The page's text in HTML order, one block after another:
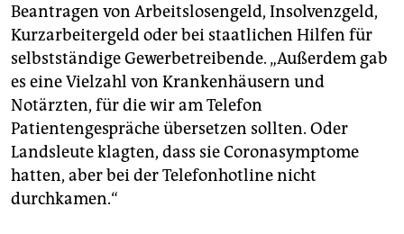
Beantragen von Arbeitslosengeld, Insolvenzgeld,
Kurzarbeitergeld oder bei staatlichen Hilfen für
selbstständige Gewerbetreibende. „Außerdem gab
es eine Vielzahl von Krankenhäusern und
Notärzten, für die wir am Telefon
Patientengespräche übersetzen sollten. Oder
Landsleute klagten, dass sie Coronasymptome
hatten, aber bei der Telefonhotline nicht
durchkamen.“